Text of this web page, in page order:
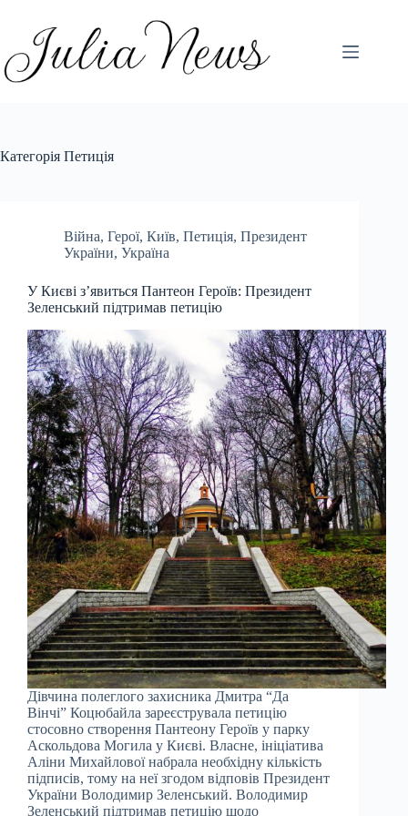
вмісту
Категорія Петиція
Війна, Герої, Київ, Петиція, Президент
України, Україна
У Києві з’явиться Пантеон Героїв: Президент
Зеленський підтримав петицію
Дівчина полеглого захисника Дмитра “Да
Вінчі” Коцюбайла зареєструвала петицію
стосовно створення Пантеону Героїв у парку
Аскольдова Могила у Києві. Власне, ініціатива
Аліни Михайлової набрала необхідну кількість
підписів, тому на неї згодом відповів Президент
України Володимир Зеленський. Володимир
Зеленський підтримав петицію щодо